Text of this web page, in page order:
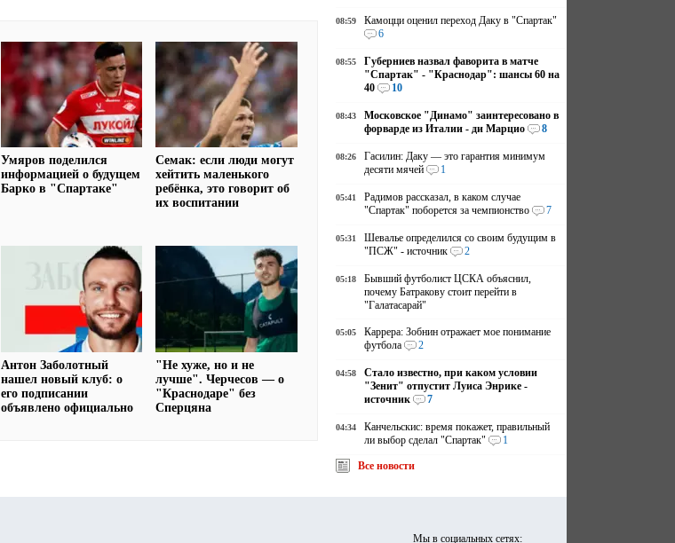
Умяров поделился
информацией о будущем
Барко в "Спартаке"
Семак: если люди могут
хейтить маленького
ребёнка, это говорит об
их воспитании
Антон Заболотный
нашел новый клуб: о
его подписании
объявлено официально
"Не хуже, но и не
лучше". Черчесов — о
"Краснодаре" без
Сперцяна
08:59
Камоцци оценил переход Даку в "Спартак"
6
08:55
Губерниев назвал фаворита в матче
"Спартак" - "Краснодар": шансы 60 на
40
10
08:43
Московское "Динамо" заинтересовано в
форварде из Италии - ди Марцио
8
08:26
Гасилин: Даку — это гарантия минимум
десяти мячей
1
05:41
Радимов рассказал, в каком случае
"Спартак" поборется за чемпионство
7
05:31
Шевалье определился со своим будущим в
"ПСЖ" - источник
2
05:18
Бывший футболист ЦСКА объяснил,
почему Батракову стоит перейти в
"Галатасарай"
05:05
Каррера: Зобнин отражает мое понимание
футбола
2
04:58
Стало известно, при каком условии
"Зенит" отпустит Луиса Энрике -
источник
7
04:34
Канчельскис: время покажет, правильный
ли выбор сделал "Спартак"
1
Все новости
Мы в социальных сетях: